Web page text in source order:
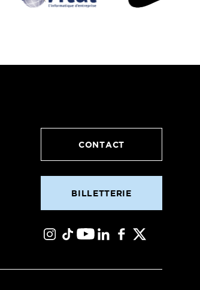
CONTACT
BILLETTERIE